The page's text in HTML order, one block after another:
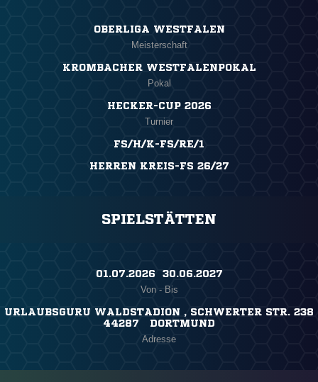
OBERLIGA WESTFALEN
Meisterschaft
KROMBACHER WESTFALENPOKAL
Pokal
HECKER-CUP 2026
Turnier
FS/H/K-FS/RE/1
HERREN KREIS-FS 26/27
SPIELSTÄTTEN
01.07.2026 ​ 30.06.2027
Von - Bis
URLAUBSGURU WALDSTADION , SCHWERTER STR. 238
44287 DORTMUND
Adresse